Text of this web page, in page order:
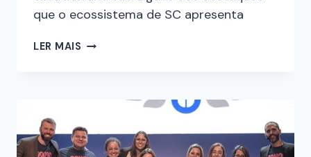
que o ecossistema de SC apresenta
LER MAIS